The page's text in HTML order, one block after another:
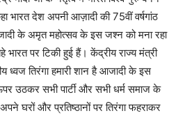
भारत देश अपनी आज़ादी की 75वीं वर्षगांठ
के अमृत महोत्सव के इस जश्न को मना रहा
भारत पर टिकी हुई हैं। केंद्रीय राज्य मंत्री
ध्वज तिरंगा हमारी शान है आजादी के इस
उठकर सभी पार्टी और सभी धर्म समाज के
घरों और प्रतिष्ठानों पर तिरंगा फहराकर